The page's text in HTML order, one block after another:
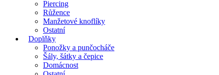
Piercing
Růžence
Manžetové knoflíky
Ostatní
Doplňky
Ponožky a punčocháče
Šály, šátky a čepice
Domácnost